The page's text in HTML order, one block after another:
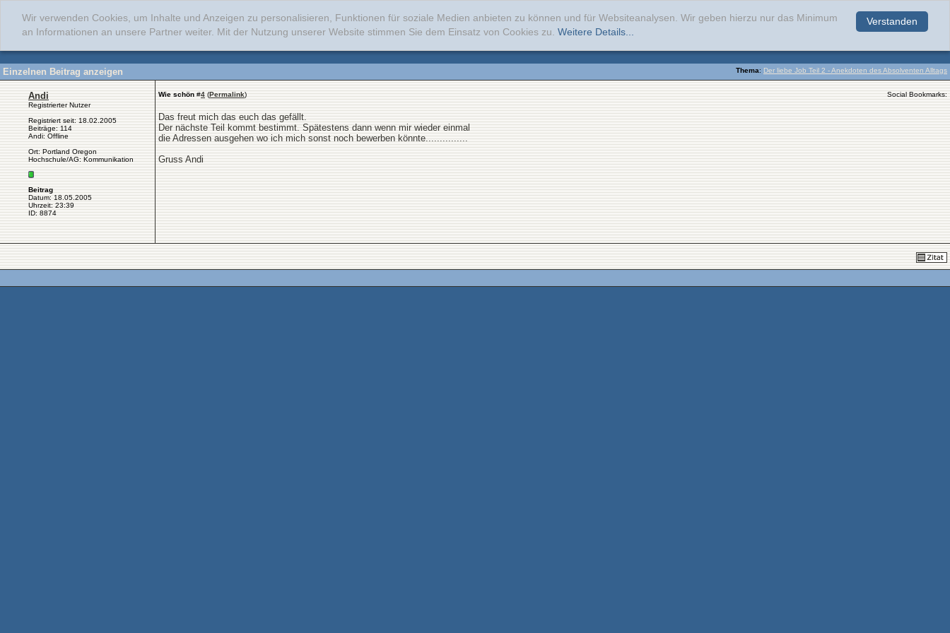
Verstanden
Wir verwenden Cookies, um Inhalte und Anzeigen zu personalisieren, Funktionen für soziale Medien anbieten zu können und für Websiteanalysen. Wir geben hierzu nur das Minimum
an Informationen an unsere Partner weiter. Mit der Nutzung unserer Website stimmen Sie dem Einsatz von Cookies zu. Weitere Details...
Thema: Der liebe Job Teil 2 - Anekdoten des Absolventen Alltags
Einzelnen Beitrag anzeigen
Andi
Registrierter Nutzer
Registriert seit: 18.02.2005
Beiträge: 114
Andi: Offline
Ort: Portland Oregon
Hochschule/AG: Kommunikation
Beitrag
Datum: 18.05.2005
Uhrzeit: 23:39
ID: 8874
Wie schön #4 (Permalink) Social Bookmarks:
Das freut mich das euch das gefällt.
Der nächste Teil kommt bestimmt. Spätestens dann wenn mir wieder einmal
die Adressen ausgehen wo ich mich sonst noch bewerben könnte...............
Gruss Andi